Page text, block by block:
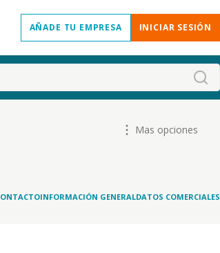
AÑADE TU EMPRESA INICIAR SESIÓN
Mas opciones
INFORMACIÓN GENERALDATOS COMERCIALES